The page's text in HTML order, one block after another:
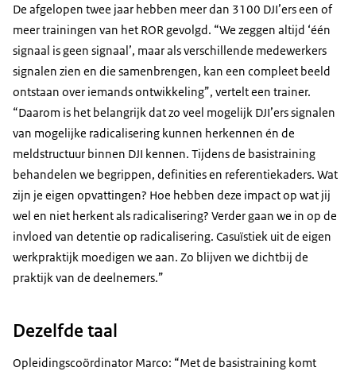
De afgelopen twee jaar hebben meer dan 3100 DJI’ers een of
meer trainingen van het ROR gevolgd. “We zeggen altijd ‘één
signaal is geen signaal’, maar als verschillende medewerkers
signalen zien en die samenbrengen, kan een compleet beeld
ontstaan over iemands ontwikkeling”, vertelt een trainer.
“Daarom is het belangrijk dat zo veel mogelijk DJI’ers signalen
van mogelijke radicalisering kunnen herkennen én de
meldstructuur binnen DJI kennen. Tijdens de basistraining
behandelen we begrippen, definities en referentiekaders. Wat
zijn je eigen opvattingen? Hoe hebben deze impact op wat jij
wel en niet herkent als radicalisering? Verder gaan we in op de
invloed van detentie op radicalisering. Casuïstiek uit de eigen
werkpraktijk moedigen we aan. Zo blijven we dichtbij de
praktijk van de deelnemers.”
Dezelfde taal
Opleidingscoördinator Marco: “Met de basistraining komt